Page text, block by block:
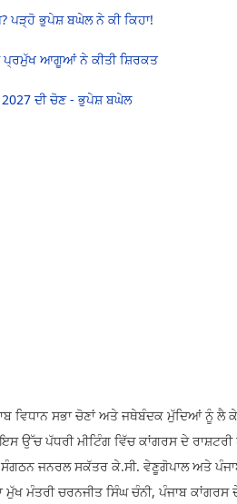
ਪੜ੍ਹੋ ਭੁਪੇਸ਼ ਬਘੇਲ ਨੇ ਕੀ ਕਿਹਾ!
ਪ੍ਰਮੁੱਖ ਆਗੂਆਂ ਨੇ ਕੀਤੀ ਸ਼ਿਰਕਤ
ਦੀ ਚੋਣ - ਭੁਪੇਸ਼ ਬਘੇਲ
ਵਿਧਾਨ ਸਭਾ ਚੋਣਾਂ ਅਤੇ ਜਥੇਬੰਦਕ ਮੁੱਦਿਆਂ ਨੂੰ ਲੈ
ਉੱਚ ਪੱਧਰੀ ਮੀਟਿੰਗ ਵਿੱਚ ਕਾਂਗਰਸ ਦੇ ਰਾਸ਼ਟਰੀ
ਸੰਗਠਨ ਜਨਰਲ ਸਕੱਤਰ ਕੇ.ਸੀ. ਵੇਣੂਗੋਪਾਲ ਅਤੇ
ਮੰਤਰੀ ਚਰਨਜੀਤ ਸਿੰਘ ਚੰਨੀ, ਪੰਜਾਬ ਕਾਂਗਰਸ